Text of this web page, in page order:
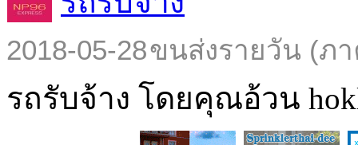
2018-05-28ขนส่งรายวัน (ภ
รถรับจ้าง โดยคุณอ้วน